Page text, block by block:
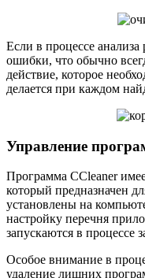
Если в процессе
ошибки, что обычно
действие, которое
делается при каждом
Управление
Программа CCleaner
который предназначен
установлены на
настройку перечня
запускаются в процессе
Особое внимание в
удаление лишних